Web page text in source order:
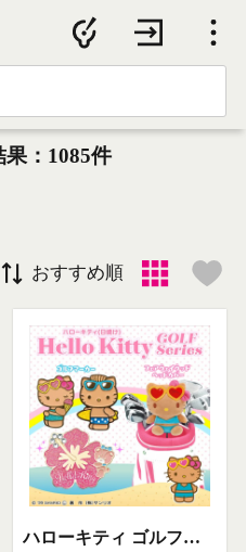
：1085件
おすすめ順
ハローキティ ゴルフグッズ（ヘッドカバー・マーカー）